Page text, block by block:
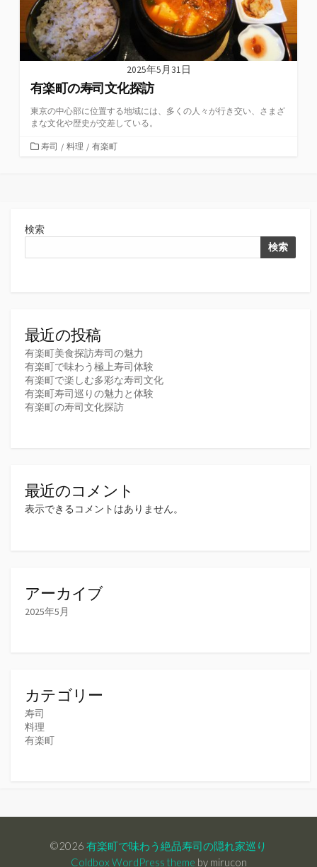
2025年5月31日
有楽町の寿司文化探訪
東京の中心部に位置する地域には、多くの人々が行き交い、さまざ
まな文化や歴史が交差している。
カ寿司 / 料理 / 有楽町
検索
検索
最近の投稿
有楽町美食探訪寿司の魅力
有楽町で味わう極上寿司体験
有楽町で楽しむ多彩な寿司文化
有楽町寿司巡りの魅力と体験
有楽町の寿司文化探訪
最近のコメント
表示できるコメントはありません。
アーカイブ
2025年5月
カテゴリー
寿司
料理
有楽町
©2026 有楽町で味わう絶品寿司の隠れ家巡り
Coldbox WordPress theme by mirucon